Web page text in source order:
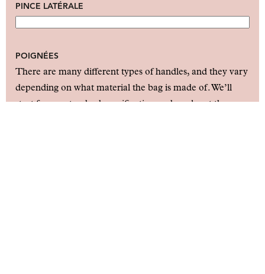
PINCE LATÉRALE
POIGNÉES
There are many different types of handles, and they vary
depending on what material the bag is made of. We’ll
start from a standard specification and work out the